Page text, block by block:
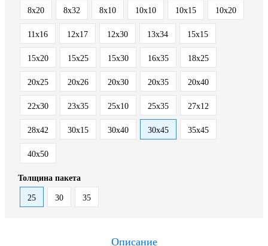
8x20 8x32 8х10 10x10 10x15 10x20
11x16 12x17 12x30 13x34 15x15
15x20 15x25 15x30 16x35 18x25
20x25 20x26 20x30 20x35 20x40
22x30 23x35 25x10 25x35 27x12
28x42 30x15 30x40 30x45 35x45
40x50
Толщина пакета
25 30 35
Описание